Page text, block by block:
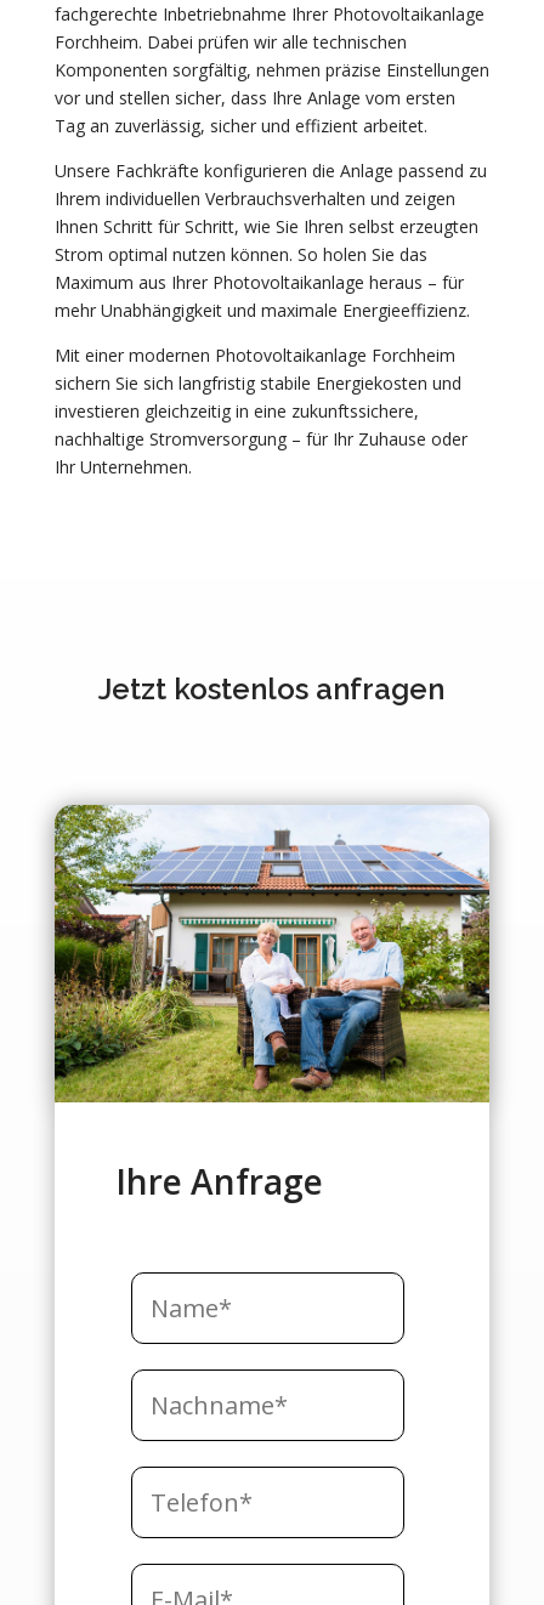
fachgerechte Inbetriebnahme Ihrer Photovoltaikanlage
Forchheim. Dabei prüfen wir alle technischen
Komponenten sorgfältig, nehmen präzise Einstellungen
vor und stellen sicher, dass Ihre Anlage vom ersten
Tag an zuverlässig, sicher und effizient arbeitet.
Unsere Fachkräfte konfigurieren die Anlage passend zu
Ihrem individuellen Verbrauchsverhalten und zeigen
Ihnen Schritt für Schritt, wie Sie Ihren selbst erzeugten
Strom optimal nutzen können. So holen Sie das
Maximum aus Ihrer Photovoltaikanlage heraus – für
mehr Unabhängigkeit und maximale Energieeffizienz.
Mit einer modernen Photovoltaikanlage Forchheim
sichern Sie sich langfristig stabile Energiekosten und
investieren gleichzeitig in eine zukunftssichere,
nachhaltige Stromversorgung – für Ihr Zuhause oder
Ihr Unternehmen.
Jetzt kostenlos anfragen
Ihre Anfrage